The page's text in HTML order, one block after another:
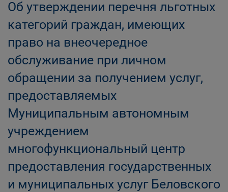
Об утверждении перечня льготных
категорий граждан, имеющих
право на внеочередное
обслуживание при личном
обращении за получением услуг,
предоставляемых
Муниципальным автономным
учреждением
многофункциональный центр
предоставления государственных
и муниципальных услуг Беловского